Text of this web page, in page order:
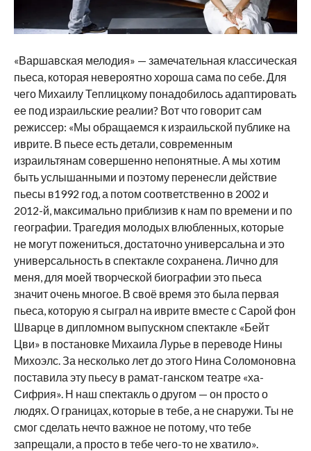
«Варшавская мелодия» — замечательная классическая
пьеса, которая невероятно хороша сама по себе. Для
чего Михаилу Теплицкому понадобилось адаптировать
ее под израильские реалии? Вот что говорит сам
режиссер: «Мы обращаемся к израильской публике на
иврите. В пьесе есть детали, современным
израильтянам совершенно непонятные. А мы хотим
быть услышанными и поэтому перенесли действие
пьесы в1992 год, а потом соответственно в 2002 и
2012-й, максимально приблизив к нам по времени и по
географии. Трагедия молодых влюбленных, которые
не могут пожениться, достаточно универсальна и это
универсальность в спектакле сохранена. Лично для
меня, для моей творческой биографии это пьеса
значит очень многое. В своё время это была первая
пьеса, которую я сыграл на иврите вместе с Сарой фон
Шварце в дипломном выпускном спектакле «Бейт
Цви» в постановке Михаила Лурье в переводе Нины
Михоэлс. За несколько лет до этого Нина Соломоновна
поставила эту пьесу в рамат-ганском театре «ха-
Сифрия». Н наш спектакль о другом — он просто о
людях. О границах, которые в тебе, а не снаружи. Ты не
смог сделать нечто важное не потому, что тебе
запрещали, а просто в тебе чего-то не хватило».